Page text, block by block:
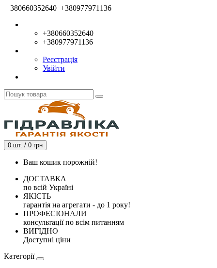
+380660352640 +380977971136
+380660352640
+380977971136
Реєстрація
Увійти
0 шт. / 0 грн
Ваш кошик порожній!
ДОСТАВКА
по всій Україні
ЯКІСТЬ
гарантія на агрегати - до 1 року!
ПРОФЕСІОНАЛИ
консультації по всім питанням
ВИГІДНО
Доступні ціни
Категорії